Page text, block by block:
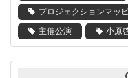
プロジェクションマッ
主催公演 小原